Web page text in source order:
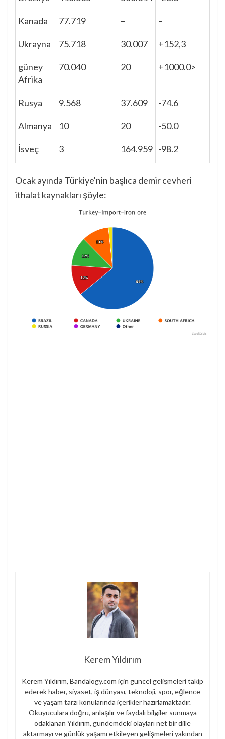
Kanada 77.719 – –
Ukrayna 75.718 30.007 +152,3
güney
Afrika
70.040 20 +1000.0>
Rusya 9.568 37.609 -74.6
Almanya 10 20 -50.0
İsveç 3 164.959 -98.2
Ocak ayında Türkiye'nin başlıca demir cevheri
ithalat kaynakları şöyle:
Kerem Yıldırım
Kerem Yıldırım, Bandalogy.com için güncel gelişmeleri takip
ederek haber, siyaset, iş dünyası, teknoloji, spor, eğlence
ve yaşam tarzı konularında içerikler hazırlamaktadır.
Okuyuculara doğru, anlaşılır ve faydalı bilgiler sunmaya
odaklanan Yıldırım, gündemdeki olayları net bir dille
aktarmayı ve günlük yaşamı etkileyen gelişmeleri yakından